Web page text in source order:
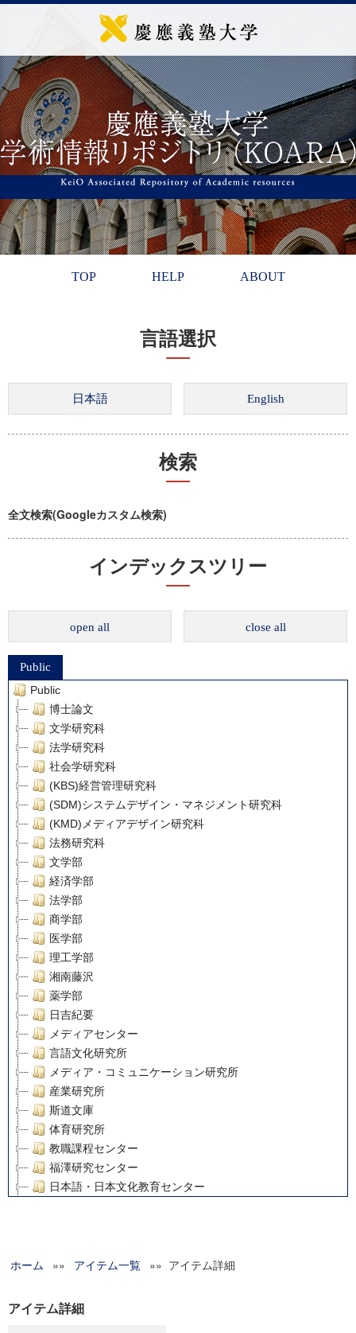
TOP HELP ABOUT
言語選択
検索
全文検索(Googleカスタム検索)
インデックスツリー
open all close all
Public
Public
博士論文
文学研究科
法学研究科
社会学研究科
(KBS)経営管理研究科
(SDM)システムデザイン・マネジメント研究科
(KMD)メディアデザイン研究科
法務研究科
文学部
経済学部
法学部
商学部
医学部
理工学部
湘南藤沢
薬学部
日吉紀要
メディアセンター
言語文化研究所
メディア・コミュニケーション研究所
産業研究所
斯道文庫
体育研究所
教職課程センター
福澤研究センター
日本語・日本文化教育センター
グローバルリサーチインスティテュート
科学研究費補助金研究成果報告書
ホーム »» アイテム一覧 »» アイテム詳細
アイテム詳細